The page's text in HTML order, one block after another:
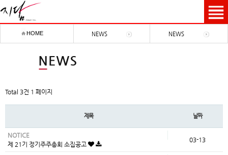
HOME NEWS NEWS
Total 3건 1 페이지
제목 날짜
NOTICE
제 21기 정기주주총회 소집공고
03-13